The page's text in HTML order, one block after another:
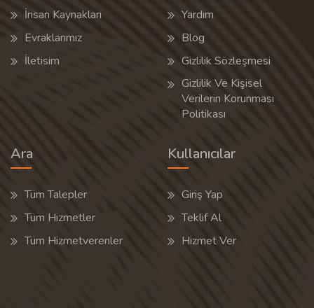
İnsan Kaynakları
Evraklarımız
İletisim
Yardım
Blog
Gizlilik Sözleşmesi
Gizlilik Ve Kişisel
Verilerin Korunması
Politikası
Ara
Tüm Talepler
Tüm Hizmetler
Tüm Hizmetverenler
Kullanıcılar
Giriş Yap
Teklif Al
Hizmet Ver